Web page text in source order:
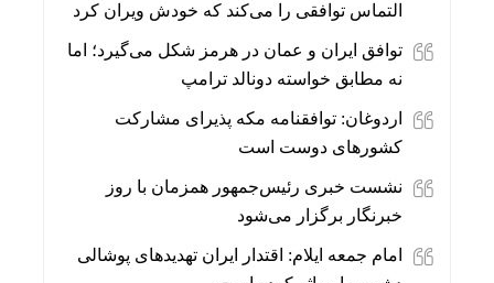
التماس توافقی را می‌کند که خودش ویران کرد
توافق ایران و عمان در هرمز شکل می‌گیرد؛ اما
نه مطابق خواسته دونالد ترامپ
اردوغان: توافقنامه مکه پذیرای مشارکت
کشورهای دوست است
نشست خبری رئیس‌جمهور همزمان با روز
خبرنگار برگزار می‌شود
امام جمعه ایلام: اقتدار ایران تهدیدهای پوشالی